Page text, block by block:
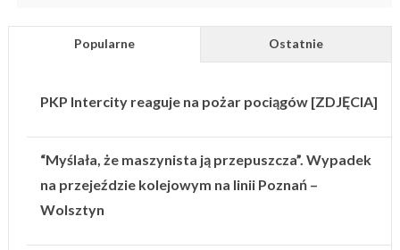
Popularne Ostatnie
PKP Intercity reaguje na pożar pociągów [ZDJĘCIA]
“Myślała, że maszynista ją przepuszcza”. Wypadek
na przejeździe kolejowym na linii Poznań –
Wolsztyn